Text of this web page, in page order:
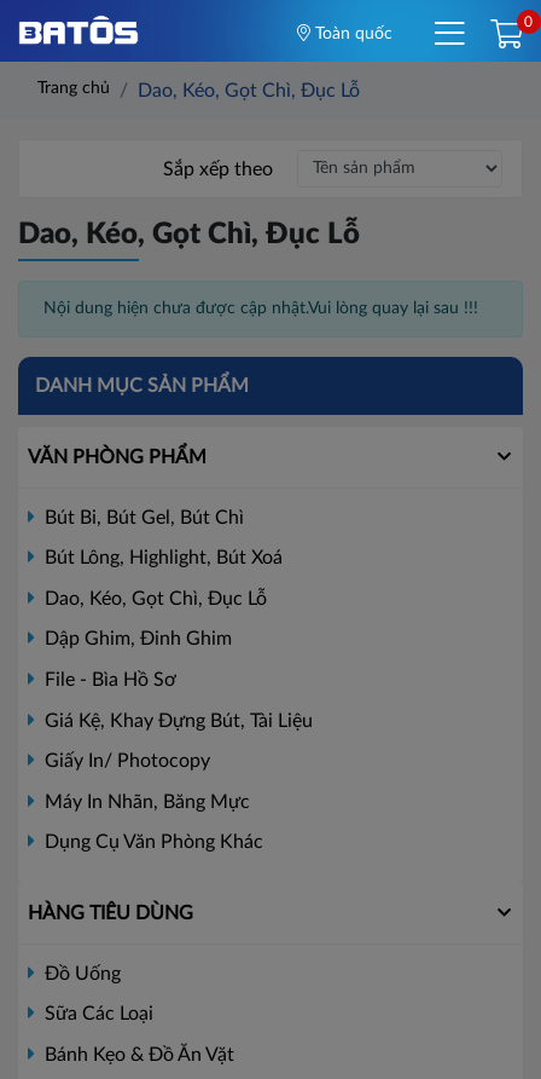
Toàn quốc
0
Trang chủ Dao, Kéo, Gọt Chì, Đục Lỗ
DANH MỤC SẢN PHẨM
VĂN PHÒNG PHẨM
Bút Bi, Bút Gel, Bút Chì
Bút Lông, Highlight, Bút Xoá
Dao, Kéo, Gọt Chì, Đục Lỗ
Dập Ghim, Đinh Ghim
File - Bìa Hồ Sơ
Giá Kệ, Khay Đựng Bút, Tài Liệu
Giấy In/ Photocopy
Máy In Nhãn, Băng Mực
Dụng Cụ Văn Phòng Khác
HÀNG TIÊU DÙNG
Đồ Uống
Sữa Các Loại
Bánh Kẹo & Đồ Ăn Vặt
Sắp xếp theo
Dao, Kéo, Gọt Chì, Đục Lỗ
Nội dung hiện chưa được cập nhật.Vui lòng quay lại sau !!!